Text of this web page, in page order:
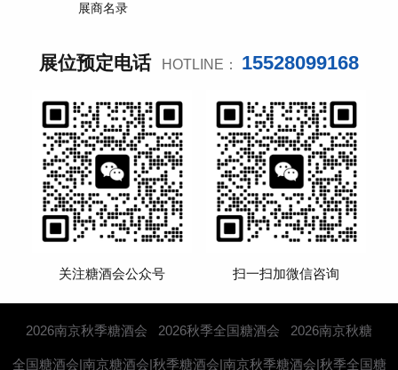
展商名录
展位预定电话 HOTLINE： 15528099168
关注糖酒会公众号 扫一扫加微信咨询
2026南京秋季糖酒会 2026秋季全国糖酒会 2026南京秋糖
全国糖酒会|南京糖酒会|秋季糖酒会|南京秋季糖酒会|秋季全国糖